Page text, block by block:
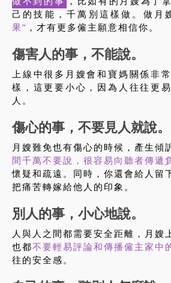
己的技能，千萬別這樣做。做月
果” ，才有更多僱主願意相信你。
傷害人的事，不能說。
上線中很多月嫂會和寶媽關係非
樣，這更要小心，因為人往往更
人。
傷心的事，不要見人就說。
月嫂難免也有傷心的時候，產生傾
間千萬不要說，很容易向聽者傳遞
懷疑和疏遠。同時，你還會給人留
把痛苦轉嫁給他人的印象。
別人的事，小心地說。
人與人之間都需要安全距離，月嫂
也都不要輕易評論和傳播僱主家中
往的安全感。